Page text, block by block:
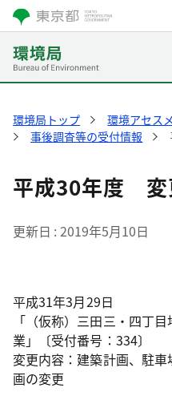
環境局トップ
環境アセス
事後調査等の受付情報
平成30年度 変
更新日 2019年5月10日
平成31年3月29日
「（仮称）三田三・四丁
業」〔受付番号：334〕
変更内容：建築計画、駐
画の変更